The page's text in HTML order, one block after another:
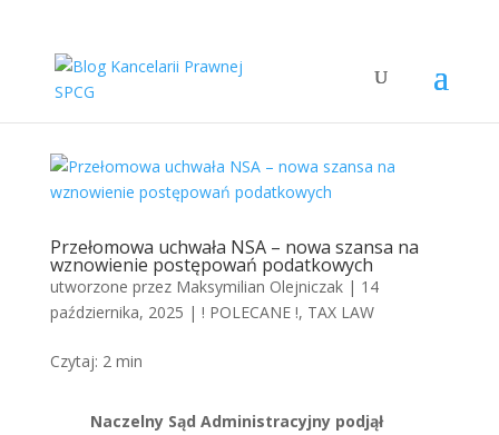
Przełomowa uchwała NSA – nowa szansa na
wznowienie postępowań podatkowych
utworzone przez Maksymilian Olejniczak| 14
października, 2025 | ! POLECANE !, TAX LAW
Czytaj: 2 min
​Naczelny Sąd Administracyjny podjął